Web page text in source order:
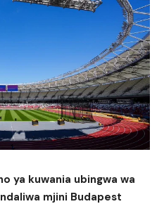
ya kuwania ubingwa wa
mjini Budapest